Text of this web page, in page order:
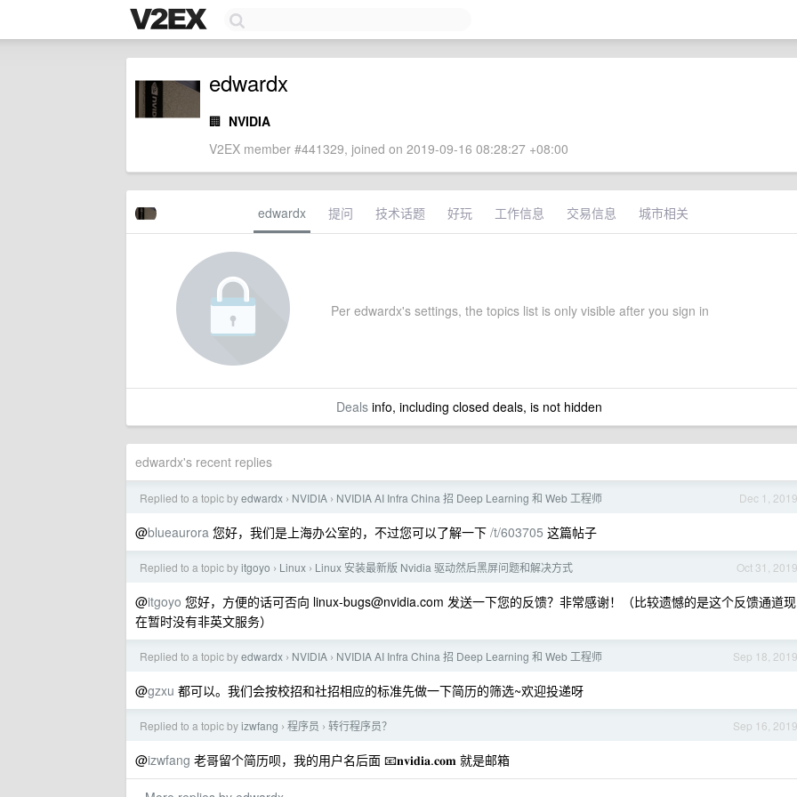
edwardx
🏢 NVIDIA
V2EX member #441329, joined on 2019-09-16 08:28:27 +08:00
edwardx 提问 技术话题 好玩 工作信息 交易信息 城市相关
Per edwardx's settings, the topics list is only visible after you sign in
Dealsinfo, including closed deals, is not hidden
edwardx's recent replies
Dec 1, 2019
Replied to a topic byedwardx › NVIDIA › NVIDIA AI Infra China 招 Deep Learning 和 Web 工程师
@blueaurora 您好，我们是上海办公室的，不过您可以了解一下 /t/603705 这篇帖子
Oct 31, 2019
Replied to a topic byitgoyo › Linux › Linux 安装最新版 Nvidia 驱动然后黑屏问题和解决方式
@itgoyo 您好，方便的话可否向 linux-bugs@nvidia.com 发送一下您的反馈？非常感谢！（比较遗憾的是这个反馈通道现
在暂时没有非英文服务）
Sep 18, 2019
Replied to a topic byedwardx › NVIDIA › NVIDIA AI Infra China 招 Deep Learning 和 Web 工程师
@gzxu 都可以。我们会按校招和社招相应的标准先做一下简历的筛选~欢迎投递呀
Sep 16, 2019
Replied to a topic byizwfang › 程序员 › 转行程序员？
@izwfang 老哥留个简历呗，我的用户名后面 📧𝐧𝐯𝐢𝐝𝐢𝐚.𝐜𝐨𝐦 就是邮箱